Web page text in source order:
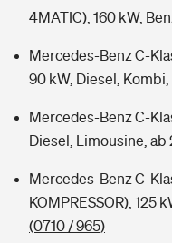
4MATIC), 160 kW,
Mercedes-Benz C-
90 kW, Diesel,
Mercedes-Benz C-
Diesel, Limousine, ab
Mercedes-Benz C-
KOMPRESSOR), 125
(0710 / 965)